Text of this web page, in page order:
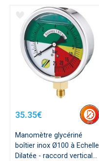
35.35€
Manomètre glycériné
boîtier inox Ø100 à Echelle
Dilatée - raccord vertical